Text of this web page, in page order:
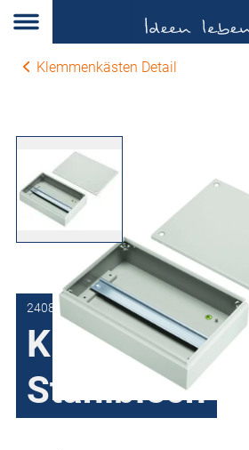
Klemmenkästen Detail
2408-6015-80-37
Stahlblech